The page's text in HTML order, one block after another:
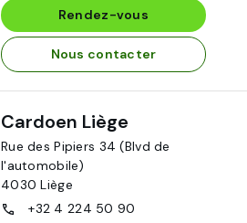
Rendez-vous
Nous contacter
Cardoen Liège
Rue des Pipiers 34 (Blvd de
l'automobile)
4030Liège
+32 4 224 50 90